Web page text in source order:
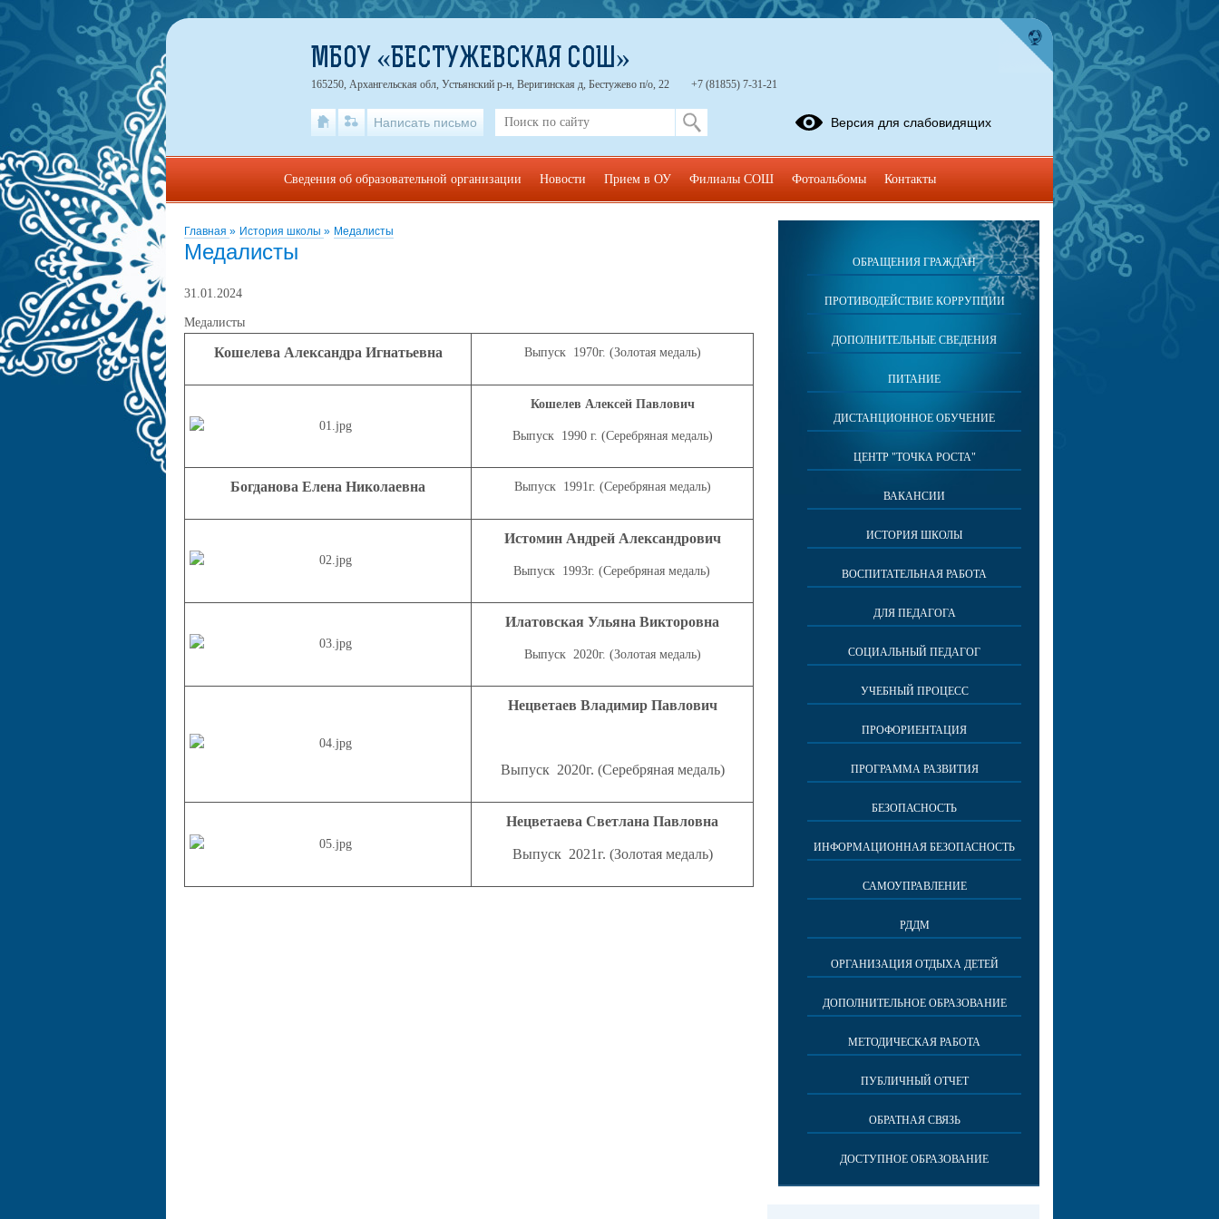
Главная » История школы » Медалисты
Медалисты
31.01.2024
Медалисты
Кошелева Александра Игнатьевна Выпуск 1970г. (Золотая медаль)
Кошелев Алексей Павлович
Выпуск 1990 г. (Серебряная медаль)
Богданова Елена Николаевна Выпуск 1991г. (Серебряная медаль)
Истомин Андрей Александрович
Выпуск 1993г. (Серебряная медаль)
Илатовская Ульяна Викторовна
Выпуск 2020г. (Золотая медаль)
Нецветаев Владимир Павлович
Выпуск 2020г. (Серебряная медаль)
Нецветаева Светлана Павловна
Выпуск 2021г. (Золотая медаль)
ОБРАЩЕНИЯ ГРАЖДАН
ПРОТИВОДЕЙСТВИЕ КОРРУПЦИИ
ДОПОЛНИТЕЛЬНЫЕ СВЕДЕНИЯ
ПИТАНИЕ
ДИСТАНЦИОННОЕ ОБУЧЕНИЕ
ЦЕНТР "ТОЧКА РОСТА"
ВАКАНСИИ
ИСТОРИЯ ШКОЛЫ
ВОСПИТАТЕЛЬНАЯ РАБОТА
ДЛЯ ПЕДАГОГА
СОЦИАЛЬНЫЙ ПЕДАГОГ
УЧЕБНЫЙ ПРОЦЕСС
ПРОФОРИЕНТАЦИЯ
ПРОГРАММА РАЗВИТИЯ
БЕЗОПАСНОСТЬ
ИНФОРМАЦИОННАЯ БЕЗОПАСНОСТЬ
САМОУПРАВЛЕНИЕ
РДДМ
ОРГАНИЗАЦИЯ ОТДЫХА ДЕТЕЙ
ДОПОЛНИТЕЛЬНОЕ ОБРАЗОВАНИЕ
МЕТОДИЧЕСКАЯ РАБОТА
ПУБЛИЧНЫЙ ОТЧЕТ
ОБРАТНАЯ СВЯЗЬ
ДОСТУПНОЕ ОБРАЗОВАНИЕ
МБОУ «БЕСТУЖЕВСКАЯ СОШ»
165250, Архангельская обл, Устьянский р-н, Веригинская д, Бестужево п/о, 22 +7 (81855) 7-31-21
Написать письмо Версия для слабовидящих
Сведения об образовательной организации Новости Прием в ОУ Филиалы СОШ Фотоальбомы Контакты